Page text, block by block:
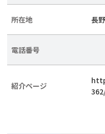
所在地 長
電話番号
紹介ページ